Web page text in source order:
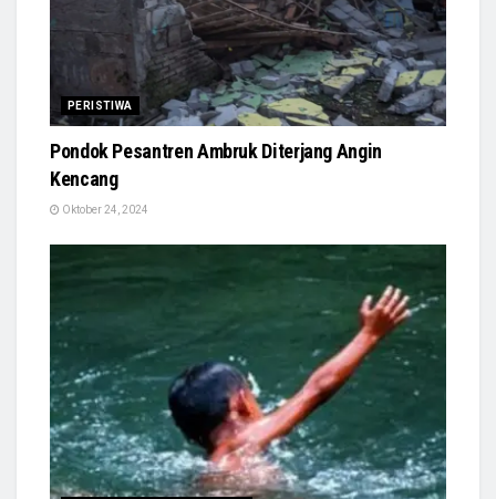
PERISTIWA
Pondok Pesantren Ambruk Diterjang Angin
Kencang
Oktober 24, 2024